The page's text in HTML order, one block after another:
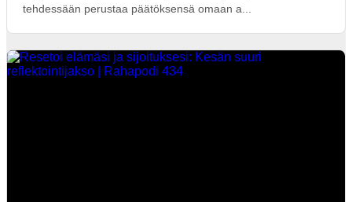
tehdessään perustaa päätöksensä omaan a...